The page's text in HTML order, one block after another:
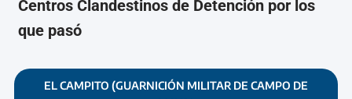
Centros Clandestinos de Detención por los
que pasó
EL CAMPITO (GUARNICIÓN MILITAR DE CAMPO DE